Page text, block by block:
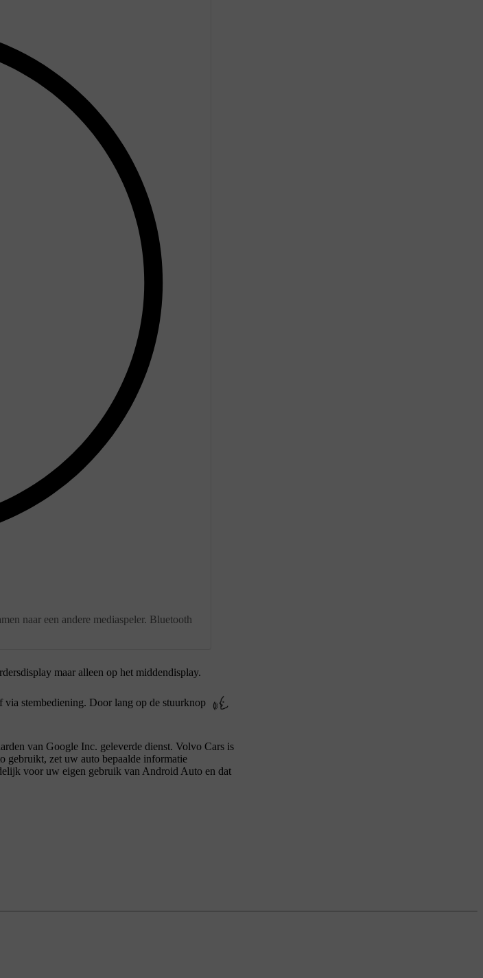
naar een andere mediaspeler. Bluetooth
maar alleen op het middendisplay.
via stembediening. Door lang op de stuurknop
van Google Inc. geleverde dienst. Volvo Cars is
zet uw auto bepaalde informatie
voor uw eigen gebruik van Android Auto en dat